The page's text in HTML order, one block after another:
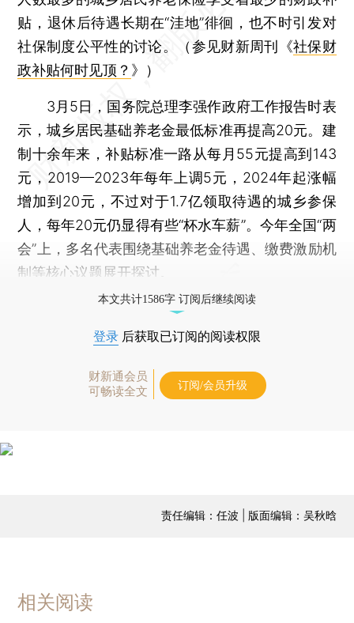
贴，退休后待遇长期在“洼地”徘徊，也不时引发对
社保制度公平性的讨论。（参见财新周刊《社保财
政补贴何时见顶？ 》）
3月5日，国务院总理李强作政府工作报告时表
示，城乡居民基础养老金最低标准再提高20元。建
制十余年来，补贴标准一路从每月55元提高到143
元，2019—2023年每年上调5元，2024年起涨幅
增加到20元，不过对于1.7亿领取待遇的城乡参保
人，每年20元仍显得有些“杯水车薪”。今年全国“两
会”上，多名代表围绕基础养老金待遇、缴费激励机
制等核心议题展开探讨。
本文共计1586字 订阅后继续阅读
登录 后获取已订阅的阅读权限
财新通会员
可畅读全文
订阅/会员升级
责任编辑：任波 | 版面编辑：吴秋晗
相关阅读